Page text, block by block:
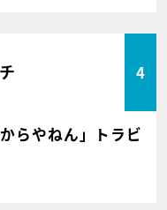
4
らやねん」トラビ